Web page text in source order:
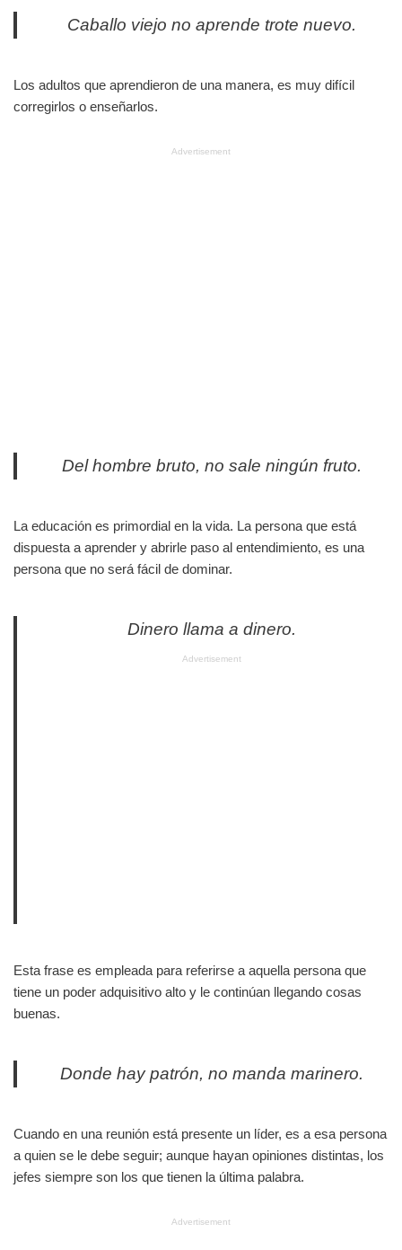
Caballo viejo no aprende trote nuevo.
Los adultos que aprendieron de una manera, es muy difícil
corregirlos o enseñarlos.
Advertisement
Del hombre bruto, no sale ningún fruto.
La educación es primordial en la vida. La persona que está
dispuesta a aprender y abrirle paso al entendimiento, es una
persona que no será fácil de dominar.
Dinero llama a dinero.
Advertisement
Esta frase es empleada para referirse a aquella persona que
tiene un poder adquisitivo alto y le continúan llegando cosas
buenas.
Donde hay patrón, no manda marinero.
Cuando en una reunión está presente un líder, es a esa persona
a quien se le debe seguir; aunque hayan opiniones distintas, los
jefes siempre son los que tienen la última palabra.
Advertisement